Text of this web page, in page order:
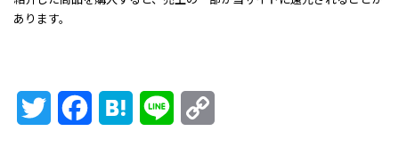
あります。
Twitter FacebookHatena Line